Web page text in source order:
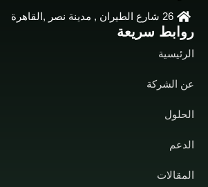
روابط سريعة
الرئيسية
عن الشركة
الحلول
الدعم
المقالات
26 شارع الطيران , مدينة نصر ,القاهرة